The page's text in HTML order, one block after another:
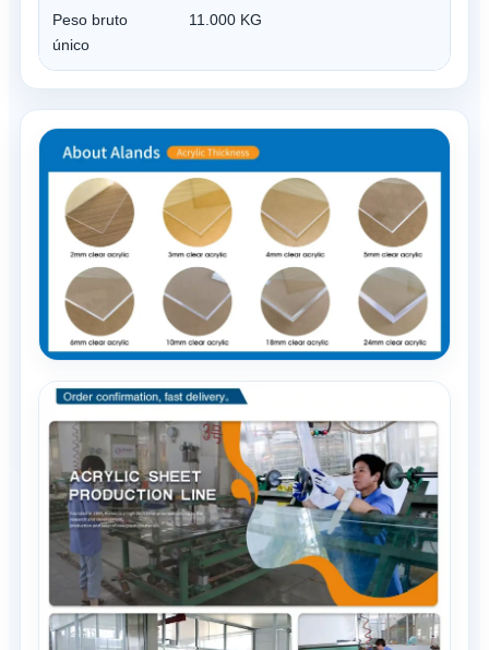
Peso bruto
único
11.000 KG